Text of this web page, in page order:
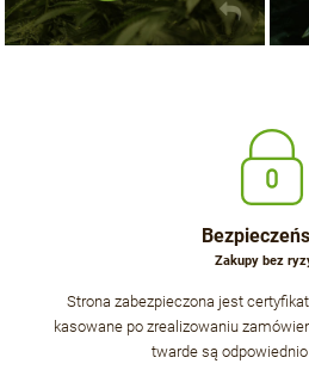
Zakupy bez
Strona zabezpieczona jest
kasowane po zrealizowaniu
twarde są